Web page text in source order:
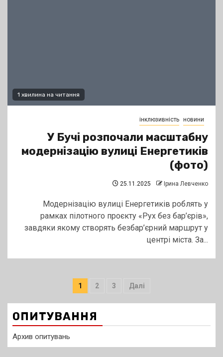
1 хвилина на читання
інклюзивність новини
У Бучі розпочали масштабну
модернізацію вулиці Енергетиків
(фото)
25.11.2025 Ірина Левченко
Модернізацію вулиці Енергетиків роблять у
рамках пілотного проєкту «Рух без бар’єрів»,
завдяки якому створять безбар’єрний маршрут у
центрі міста. За...
Пагінація
записів
1 2 3 Далі
ОПИТУВАННЯ
Архив опитувань